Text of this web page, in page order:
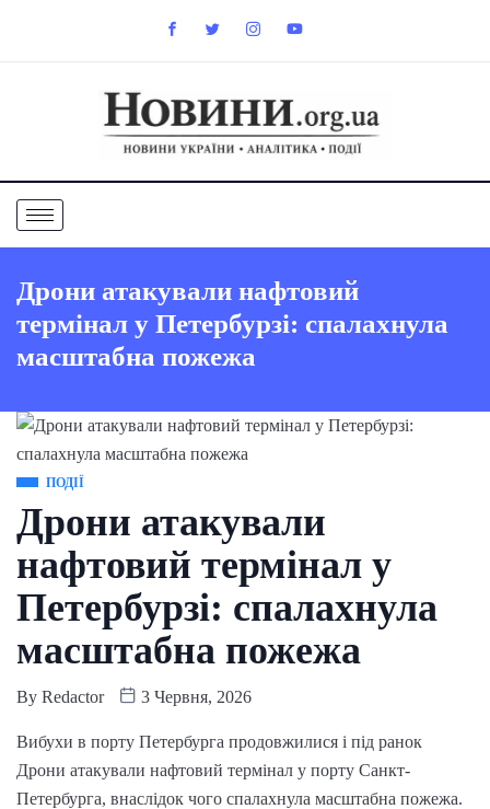
Дрони атакували нафтовий
термінал у Петербурзі: спалахнула
масштабна пожежа
ПОДІЇ
Дрони атакували
нафтовий термінал у
Петербурзі: спалахнула
масштабна пожежа
By Redactor 3 Червня, 2026
Вибухи в порту Петербурга продовжилися і під ранок
Дрони атакували нафтовий термінал у порту Санкт-
Петербурга, внаслідок чого спалахнула масштабна пожежа.